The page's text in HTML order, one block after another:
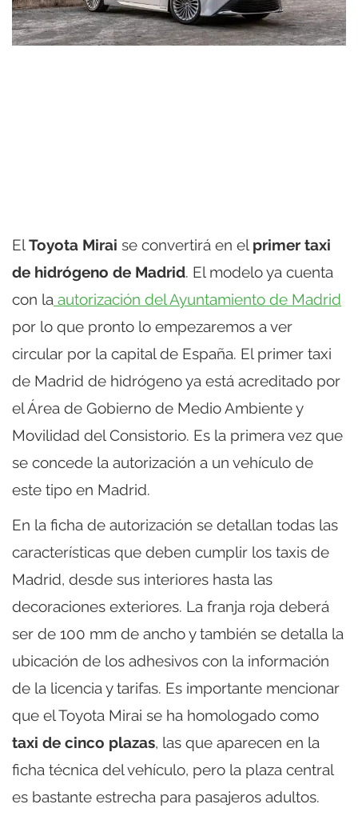
ElToyota Mirai se convertirá en el primer taxi
de hidrógeno de Madrid. El modelo ya cuenta
con la autorización del Ayuntamiento de Madrid
por lo que pronto lo empezaremos a ver
circular por la capital de España. El primer taxi
de Madrid de hidrógeno ya está acreditado por
el Área de Gobierno de Medio Ambiente y
Movilidad del Consistorio. Es la primera vez que
se concede la autorización a un vehículo de
este tipo en Madrid.
En la ficha de autorización se detallan todas las
características que deben cumplir los taxis de
Madrid, desde sus interiores hasta las
decoraciones exteriores. La franja roja deberá
ser de 100 mm de ancho y también se detalla la
ubicación de los adhesivos con la información
de la licencia y tarifas. Es importante mencionar
que el Toyota Mirai se ha homologado como
taxi de cinco plazas, las que aparecen en la
ficha técnica del vehículo, pero la plaza central
es bastante estrecha para pasajeros adultos.